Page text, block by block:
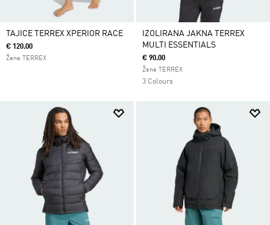
TAJICE TERREX XPERIOR RACE
€ 120.00
Žene TERREX
IZOLIRANA JAKNA TERREX
MULTI ESSENTIALS
€ 90.00
Žene TERREX
3 Colours